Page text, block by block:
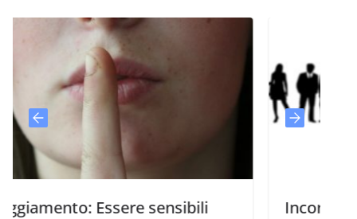
Essere sensibili
Incoraggiamento: